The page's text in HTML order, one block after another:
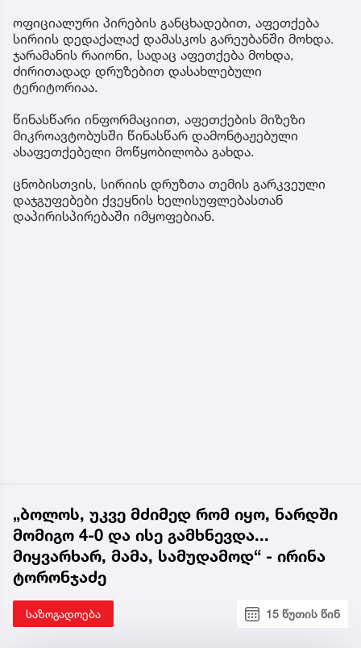
ოფიციალური პირების განცხადებით, აფეთქება
სირიის დედაქალაქ დამასკოს გარეუბანში მოხდა.
ჯარამანის რაიონი, სადაც აფეთქება მოხდა,
ძირითადად დრუზებით დასახლებული
ტერიტორიაა.
წინასწარი ინფორმაციით, აფეთქების მიზეზი
მიკროავტობუსში წინასწარ დამონტაჟებული
ასაფეთქებელი მოწყობილობა გახდა.
ცნობისთვის, სირიის დრუზთა თემის გარკვეული
დაჯგუფებები ქვეყნის ხელისუფლებასთან
დაპირისპირებაში იმყოფებიან.
„ბოლოს, უკვე მძიმედ რომ იყო, ნარდში
მომიგო 4-0 და ისე გამხნევდა...
მიყვარხარ, მამა, სამუდამოდ“ - ირინა
ტორონჯაძე
საზოგადოება 15 წუთის წინ